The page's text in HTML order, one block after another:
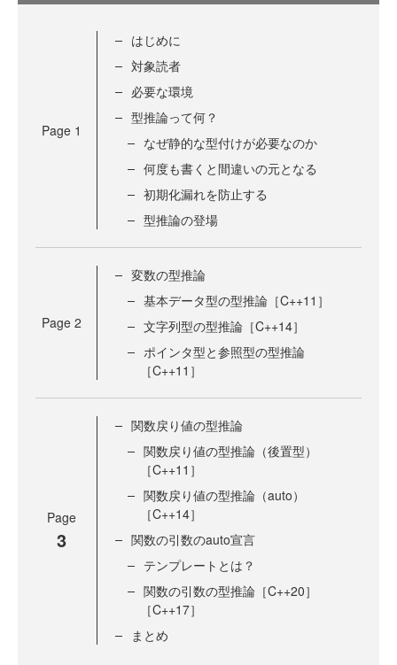
Page 1
はじめに
対象読者
必要な環境
型推論って何？
なぜ静的な型付けが必要なのか
何度も書くと間違いの元となる
初期化漏れを防止する
型推論の登場
Page 2
変数の型推論
基本データ型の型推論［C++11］
文字列型の型推論［C++14］
ポインタ型と参照型の型推論
［C++11］
Page
3
関数戻り値の型推論
関数戻り値の型推論（後置型）
［C++11］
関数戻り値の型推論（auto）
［C++14］
関数の引数のauto宣言
テンプレートとは？
関数の引数の型推論［C++20］
［C++17］
まとめ